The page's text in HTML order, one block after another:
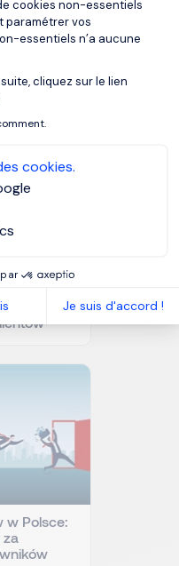
cookies non-essentiels
paramétrer vos
essentiels n’a aucune
cliquez sur le lien
cookies.
par
Je suis d'accord !
w Polsce:
za